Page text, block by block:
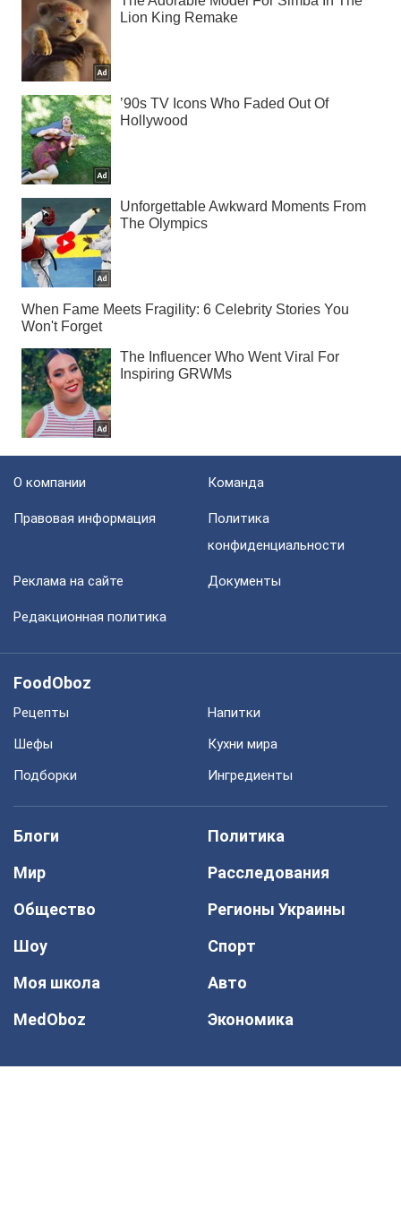
О компании Команда
Правовая информация
Политика
конфиденциальности
Реклама на сайте Документы
Редакционная политика
FoodOboz
Рецепты
Напитки
Шефы
Кухни мира
Подборки
Ингредиенты
Блоги
Политика
Мир
Расследования
Общество
Регионы Украины
Шоу
Спорт
Моя школа
Авто
MedOboz
Экономика